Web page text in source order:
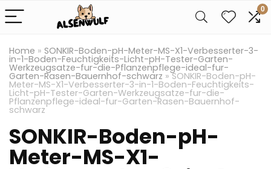
0
Home » SONKIR-Boden-pH-Meter-MS-X1-Verbesserter-3-
in-1-Boden-Feuchtigkeits-Licht-pH-Tester-Garten-
Werkzeugsatze-fur-die-Pflanzenpflege-ideal-fur-
Garten-Rasen-Bauernhof-schwarz »SONKIR-Boden-pH-
Meter-MS-X1-Verbesserter-3-in-1-Boden-Feuchtigkeits-
Licht-pH-Tester-Garten-Werkzeugsatze-fur-die-
Pflanzenpflege-ideal-fur-Garten-Rasen-Bauernhof-
schwarz
SONKIR-Boden-pH-
Meter-MS-X1-